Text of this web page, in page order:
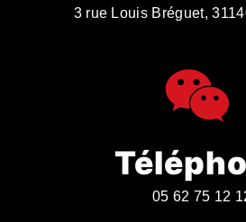
3 rue Louis Bréguet,
05 62 75 12